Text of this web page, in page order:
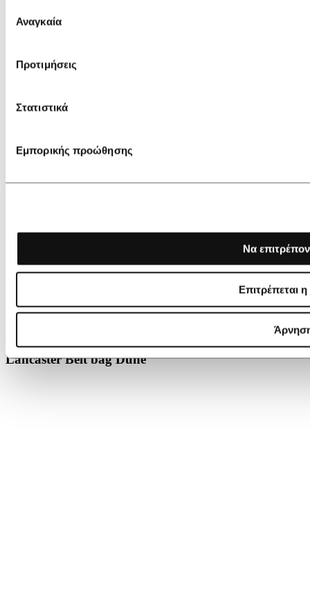
συγκατάθεσης
Αναγκαία
Προτιμήσεις
Στατιστικά
Εμπορικής προώθησης
Να
Επιτρέπεται
Lancaster Belt bag Dune